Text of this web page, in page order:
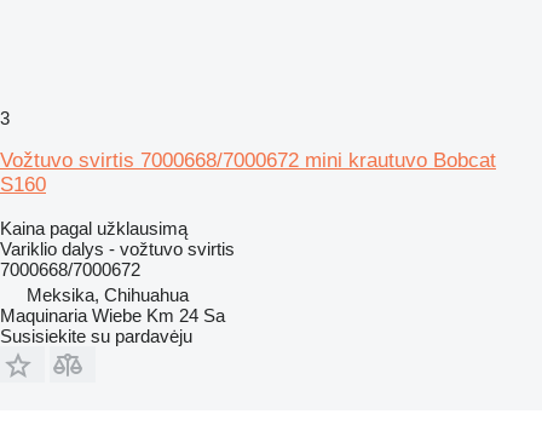
3
Vožtuvo svirtis 7000668/7000672 mini krautuvo Bobcat
S160
Kaina pagal užklausimą
Variklio dalys - vožtuvo svirtis
7000668/7000672
Meksika, Chihuahua
Maquinaria Wiebe Km 24 Sa
Susisiekite su pardavėju